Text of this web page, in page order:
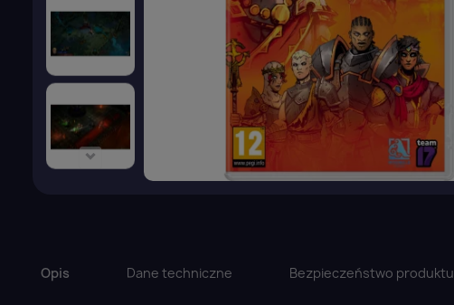
Opis Dane techniczne Bezpieczeństwo produktu